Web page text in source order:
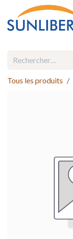
Se rendre au contenu
Tous les produits